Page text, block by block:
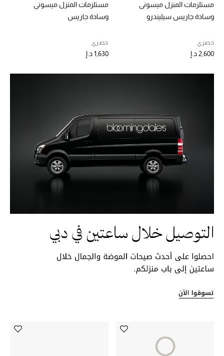
مستلزمات المنزل ميسوني
وسادة جاريس سيليندرو
حصري
2,600 د.إ
مستلزمات المنزل ميسوني
وسادة جاريس
حصري
1,630 د.إ